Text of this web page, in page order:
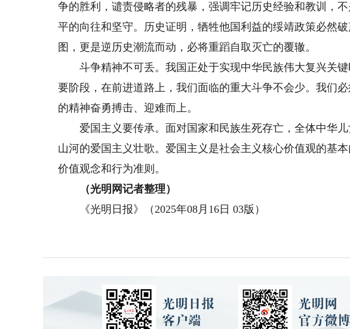
争的胜利，谴责侵略者的残暴，强调牢记历史经验和教训，
平的向往和坚守。历史证明，牺牲他国利益的绥靖政策必然
图，更是逆历史潮流而动，必将重蹈自取灭亡的覆辙。
斗争精神不可丢。我国正处于实现中华民族伟大复兴关键
要阶段，在前进道路上，我们面临的重大斗争不会少。我们
的精神奋勇搏击、迎难而上。
爱国主义要传承。面对国家和民族生死存亡，全体中华儿
山河的爱国主义壮歌。爱国主义是社会主义核心价值观的基
价值观念和行为准则。
（光明网记者整理）
《光明日报》（2025年08月16日 03版）